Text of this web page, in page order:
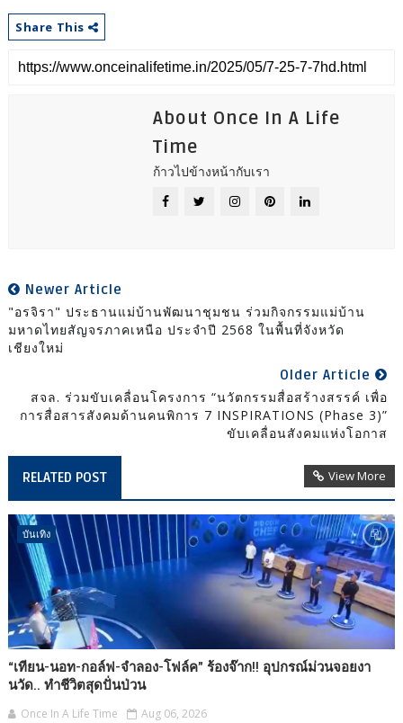
Share This
About Once In A Life
Time
ก้าวไปข้างหน้ากับเรา
Newer Article
"อรจิรา" ประธานแม่บ้านพัฒนาชุมชน ร่วมกิจกรรมแม่บ้าน
มหาดไทยสัญจรภาคเหนือ ประจำปี 2568 ในพื้นที่จังหวัด
เชียงใหม่
Older Article
สจล. ร่วมขับเคลื่อนโครงการ “นวัตกรรมสื่อสร้างสรรค์ เพื่อ
การสื่อสารสังคมด้านคนพิการ 7 INSPIRATIONS (Phase 3)”
ขับเคลื่อนสังคมแห่งโอกาส
RELATED POST View More
บันเทิง
“เทียน-นอท-กอล์ฟ-จำลอง-โฟล์ค” ร้องจ๊าก!! อุปกรณ์ม่วนจอยงา
นวัด.. ทำชีวิตสุดปั่นป่วน
Once In A Life Time Aug 06, 2026